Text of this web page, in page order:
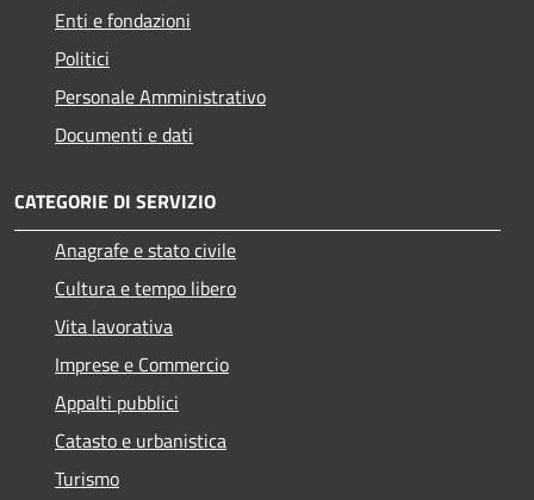
Enti e fondazioni
Politici
Personale Amministrativo
Documenti e dati
CATEGORIE DI SERVIZIO
Anagrafe e stato civile
Cultura e tempo libero
Vita lavorativa
Imprese e Commercio
Appalti pubblici
Catasto e urbanistica
Turismo